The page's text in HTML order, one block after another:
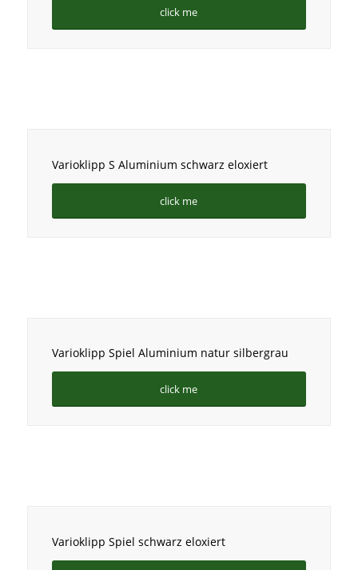
click me
Varioklipp S Aluminium schwarz eloxiert
click me
Varioklipp Spiel Aluminium natur silbergrau
click me
Varioklipp Spiel schwarz eloxiert